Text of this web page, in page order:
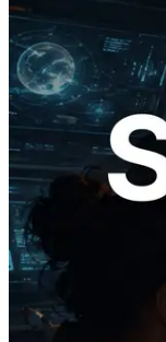
2026.05.24
Validators
Block